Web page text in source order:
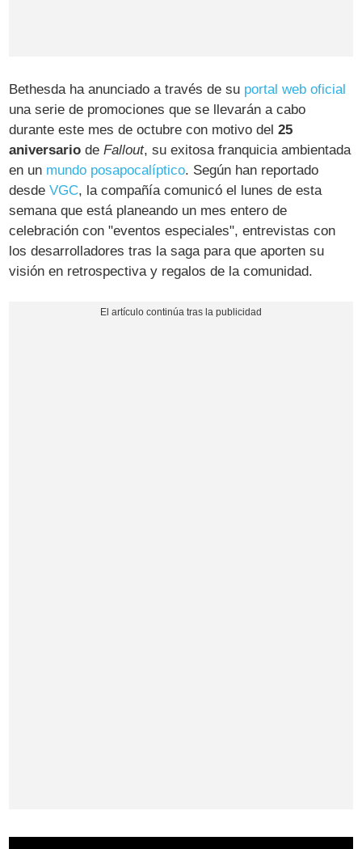
Bethesda ha anunciado a través de su portal web oficial
una serie de promociones que se llevarán a cabo
durante este mes de octubre con motivo del25
aniversario deFallout, su exitosa franquicia ambientada
en un mundo posapocalíptico. Según han reportado
desdeVGC, la compañía comunicó el lunes de esta
semana que está planeando un mes entero de
celebración con "eventos especiales", entrevistas con
los desarrolladores tras la saga para que aporten su
visión en retrospectiva y regalos de la comunidad.